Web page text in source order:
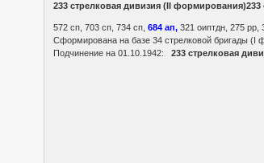
233 стрелковая дивизия (II
572 сп, 703 сп, 734 сп,684 ап, 321 оиптдн, 275 рр,
Сформирована на базе 34 стрелковой бригады
Подчинение на 01.10.1942:
233 стрелковая